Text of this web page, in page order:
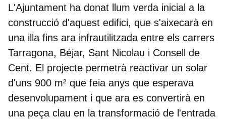
L'Ajuntament ha donat llum verda inicial a la
construcció d'aquest edifici, que s'aixecarà en
una illa fins ara infrautilitzada entre els carrers
Tarragona, Béjar, Sant Nicolau i Consell de
Cent. El projecte permetrà reactivar un solar
d'uns 900 m² que feia anys que esperava
desenvolupament i que ara es convertirà en
una peça clau en la transformació de l'entrada